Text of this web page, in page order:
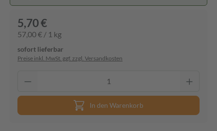
5,70 €
57,00 € / 1 kg
sofort lieferbar
Preise inkl. MwSt. ggf. zzgl. Versandkosten
In den Warenkorb